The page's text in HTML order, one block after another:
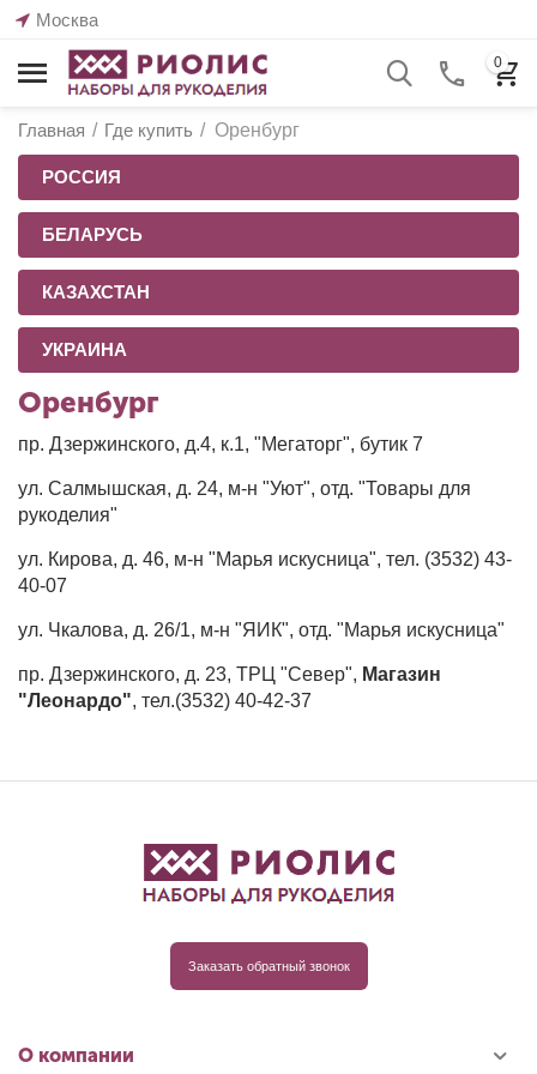
Москва
0
Главная / Где купить / Оренбург
РОССИЯ
БЕЛАРУСЬ
КАЗАХСТАН
УКРАИНА
Оренбург
пр. Дзержинского, д.4, к.1, "Мегаторг", бутик 7
ул. Салмышская, д. 24, м-н "Уют", отд. "Товары для
рукоделия"
ул. Кирова, д. 46, м-н "Марья искусница", тел. (3532) 43-
40-07
ул. Чкалова, д. 26/1, м-н "ЯИК", отд. "Марья искусница"
пр. Дзержинского, д. 23, ТРЦ "Север", Магазин
"Леонардо", тел.(3532) 40-42-37
Заказать обратный звонок
О компании